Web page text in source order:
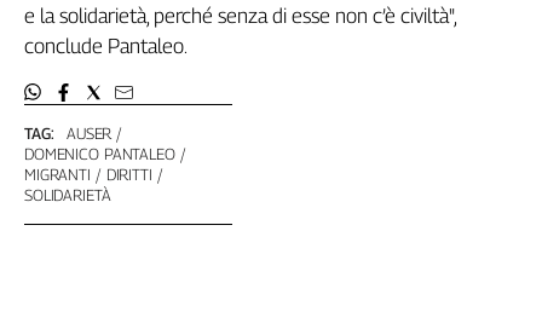
Talk
La
Collettiva
Girasoli
Il
Sassolino
TAG:
AUSER
DOMENICO PANTALEO
MIGRANTI
DIRITTI
SOLIDARIETÀ
e la solidarietà, perché senza di esse non c’è civiltà",
conclude Pantaleo.